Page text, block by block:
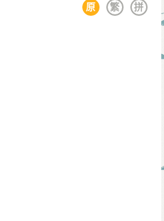
拼
繁
原